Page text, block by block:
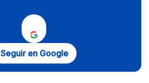
Seguir en Google